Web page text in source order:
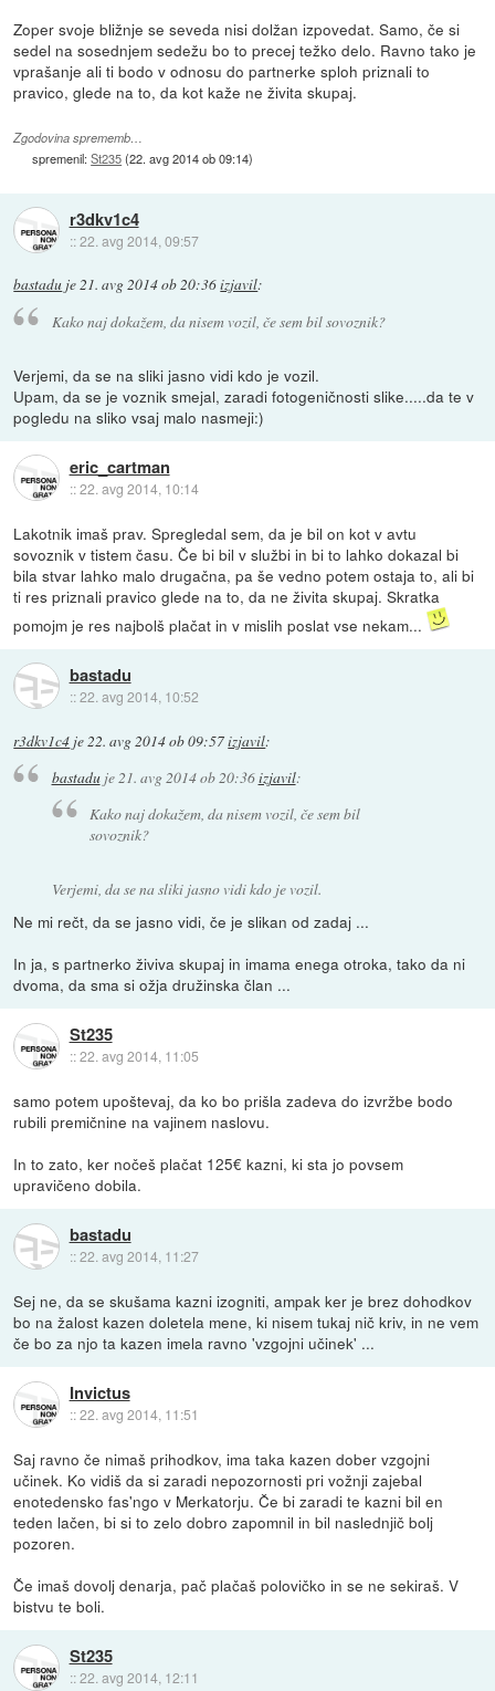
Zoper svoje bližnje se seveda nisi dolžan izpovedat. Samo, če si
sedel na sosednjem sedežu bo to precej težko delo. Ravno tako je
vprašanje ali ti bodo v odnosu do partnerke sploh priznali to
pravico, glede na to, da kot kaže ne živita skupaj.
Zgodovina sprememb…
spremenil:St235(22. avg 2014 ob 09:14)
r3dkv1c4
::22. avg 2014, 09:57
bastadu je21. avg 2014 ob 20:36izjavil:
Kako naj dokažem, da nisem vozil, če sem bil sovoznik?
Verjemi, da se na sliki jasno vidi kdo je vozil.
Upam, da se je voznik smejal, zaradi fotogeničnosti slike.....da te v
pogledu na sliko vsaj malo nasmeji:)
eric_cartman
::22. avg 2014, 10:14
Lakotnik imaš prav. Spregledal sem, da je bil on kot v avtu
sovoznik v tistem času. Če bi bil v službi in bi to lahko dokazal bi
bila stvar lahko malo drugačna, pa še vedno potem ostaja to, ali bi
ti res priznali pravico glede na to, da ne živita skupaj. Skratka
pomojm je res najbolš plačat in v mislih poslat vse nekam...
bastadu
::22. avg 2014, 10:52
r3dkv1c4 je22. avg 2014 ob 09:57izjavil:
bastaduje21. avg 2014 ob 20:36izjavil:
Kako naj dokažem, da nisem vozil, če sem bil
sovoznik?
Verjemi, da se na sliki jasno vidi kdo je vozil.
Ne mi rečt, da se jasno vidi, če je slikan od zadaj ...
In ja, s partnerko živiva skupaj in imama enega otroka, tako da ni
dvoma, da sma si ožja družinska član ...
St235
::22. avg 2014, 11:05
samo potem upoštevaj, da ko bo prišla zadeva do izvržbe bodo
rubili premičnine na vajinem naslovu.
In to zato, ker nočeš plačat 125€ kazni, ki sta jo povsem
upravičeno dobila.
bastadu
::22. avg 2014, 11:27
Sej ne, da se skušama kazni izogniti, ampak ker je brez dohodkov
bo na žalost kazen doletela mene, ki nisem tukaj nič kriv, in ne vem
če bo za njo ta kazen imela ravno 'vzgojni učinek' ...
Invictus
::22. avg 2014, 11:51
Saj ravno če nimaš prihodkov, ima taka kazen dober vzgojni
učinek. Ko vidiš da si zaradi nepozornosti pri vožnji zajebal
enotedensko fas'ngo v Merkatorju. Če bi zaradi te kazni bil en
teden lačen, bi si to zelo dobro zapomnil in bil naslednjič bolj
pozoren.
Če imaš dovolj denarja, pač plačaš polovičko in se ne sekiraš. V
bistvu te boli.
St235
::22. avg 2014, 12:11